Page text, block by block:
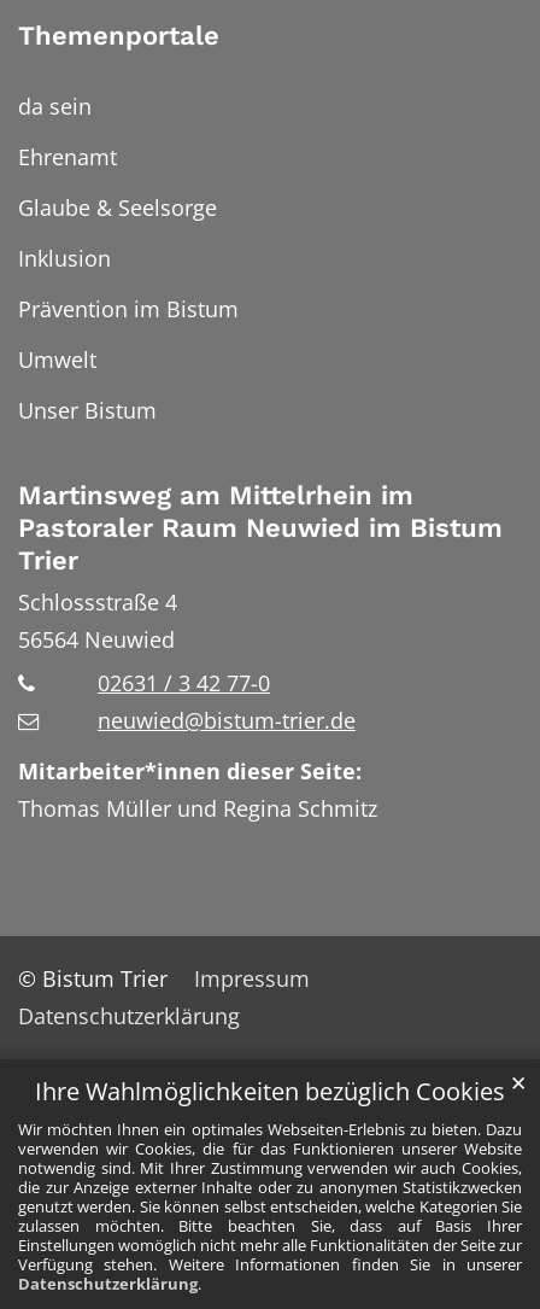
Ihre Wahlmöglichkeiten bezüglich Cookies
Wir möchten Ihnen ein optimales Webseiten-Erlebnis zu bieten. Dazu
verwenden wir Cookies, die für das Funktionieren unserer Website
notwendig sind. Mit Ihrer Zustimmung verwenden wir auch Cookies,
die zur Anzeige externer Inhalte oder zu anonymen Statistikzwecken
genutzt werden. Sie können selbst entscheiden, welche Kategorien Sie
zulassen möchten. Bitte beachten Sie, dass auf Basis Ihrer
Einstellungen womöglich nicht mehr alle Funktionalitäten der Seite zur
Verfügung stehen. Weitere Informationen finden Sie in unserer
Datenschutzerklärung.
✕
Themenportale
da sein
Ehrenamt
Glaube & Seelsorge
Inklusion
Prävention im Bistum
Umwelt
Unser Bistum
Martinsweg am Mittelrhein im
Pastoraler Raum Neuwied im Bistum
Trier
Schlossstraße 4
56564 Neuwied
02631 / 3 42 77-0
neuwied@bistum-trier.de
Mitarbeiter*innen dieser Seite:
Thomas Müller und Regina Schmitz
© Bistum Trier
Impressum
Datenschutzerklärung